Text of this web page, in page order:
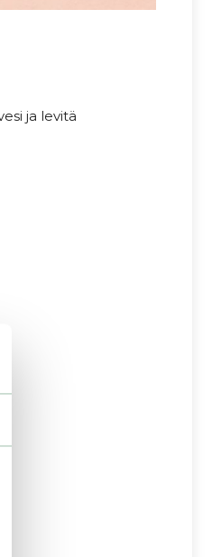
ja levitä